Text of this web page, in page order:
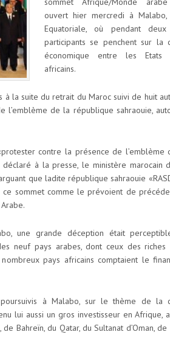
ouvert hier mercredi à Malabo,
Equatoriale, où pendant
participants se penchent sur la
économique entre les Etats
africains.
la suite du retrait du Maroc suivi de huit
l’emblème de la république sahraouie,
contre la présence de l’emblème
à la presse, le ministère marocain
que ladite république sahraouie
sommet comme le prévoient de
une grande déception était
neuf pays arabes, dont ceux des riches
pays africains comptaient le
à Malabo, sur le thème de la
lui aussi un gros investisseur en Afrique,
Bahreïn, du Qatar, du Sultanat d’Oman,